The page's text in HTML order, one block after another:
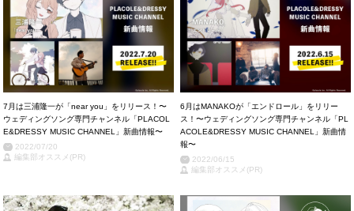
7月は三浦隆一が「near you」をリリース！〜
ウェディングソング専門チャンネル「PLACOL
E&DRESSY MUSIC CHANNEL」新曲情報〜
2022/07/20
編集部オススメ(PR)
6月はMANAKOが「エンドロール」をリリー
ス！〜ウェディングソング専門チャンネル「PL
ACOLE&DRESSY MUSIC CHANNEL」新曲情
報〜
2022/06/15
編集部オススメ(PR)